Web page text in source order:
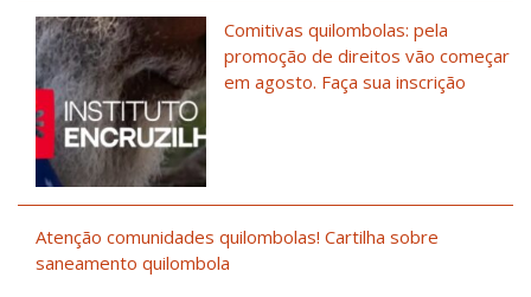
Comitivas quilombolas: pela
promoção de direitos vão começar
em agosto. Faça sua inscrição
Atenção comunidades quilombolas! Cartilha sobre
saneamento quilombola